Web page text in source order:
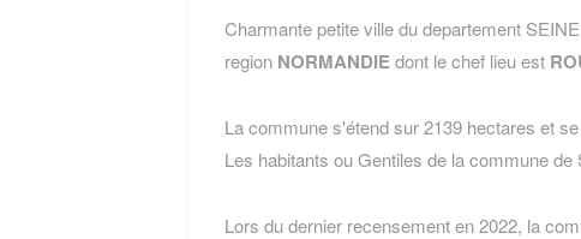
Charmante petite ville du departement
region NORMANDIEdont le chef lieu est
La commune s'étend sur 2139 hectares et
Les habitants ou Gentiles de la commune
Lors du dernier recensement en 2022, la